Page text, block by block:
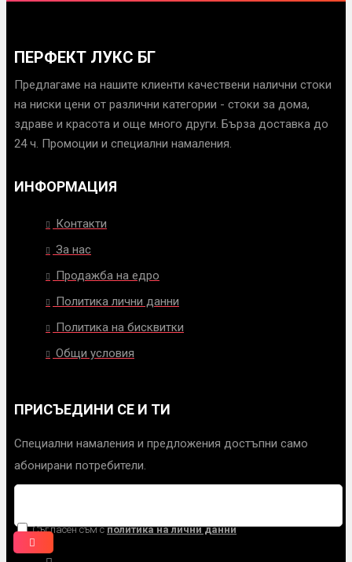
ПЕРФЕКТ ЛУКС БГ
Предлагаме на нашите клиенти качествени налични стоки
на ниски цени от различни категории - стоки за дома,
здраве и красота и още много други. Бърза доставка до
24 ч. Промоции и специални намаления.
ИНФОРМАЦИЯ
Контакти
За нас
Продажба на едро
Политика лични данни
Политика на бисквитки
Общи условия
ПРИСЪЕДИНИ СЕ И ТИ
Специални намаления и предложения достъпни само
абонирани потребители.
Съгласен съм сполитика на лични данни